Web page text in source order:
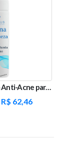
Espuma de Limpeza Anti-Acne para Pele Oleosa e Sensível
R$ 62,46